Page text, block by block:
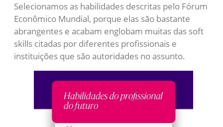
Selecionamos as habilidades descritas pelo Fórum
Econômico Mundial, porque elas são bastante
abrangentes e acabam englobam muitas das soft
skills citadas por diferentes profissionais e
instituições que são autoridades no assunto.